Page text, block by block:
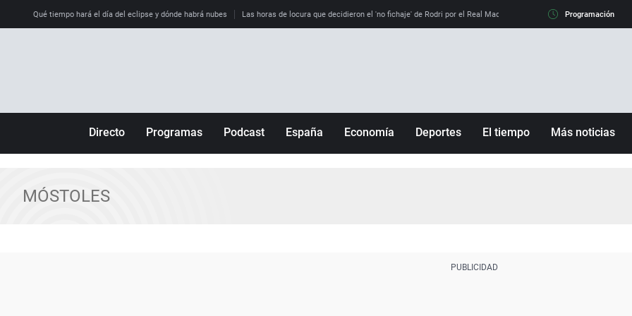
Qué tiempo hará el día del eclipse y dónde habrá nubes Las horas de locura que decidieron el 'no fichaje' de Rodri por el Real Madrid y su 'sí' al Barça La llamada
Programación
Directo Programas Podcast España Economía Deportes El tiempo Más noticias
MÓSTOLES